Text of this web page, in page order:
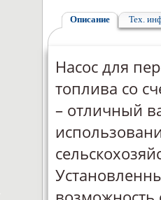
Описание Тех.
Насос для
топлива со
– отличный